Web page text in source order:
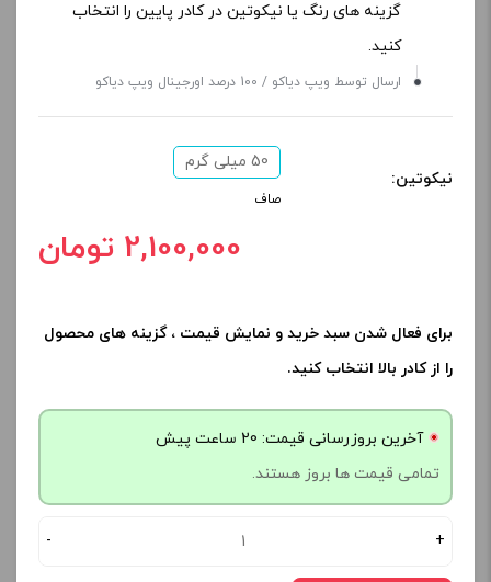
گزینه های رنگ یا نیکوتین در کادر پایین را انتخاب
کنید.
ارسال توسط ویپ دیاکو / 100 درصد اورجینال ویپ دیاکو
نیکوتین:
50 میلی گرم
صاف
2,100,000 تومان
برای فعال شدن سبد خرید و نمایش قیمت ، گزینه های محصول
را از کادر بالا انتخاب کنید.
آخرین بروزرسانی قیمت: 20 ساعت پیش
تمامی قیمت ها بروز هستند.
- +